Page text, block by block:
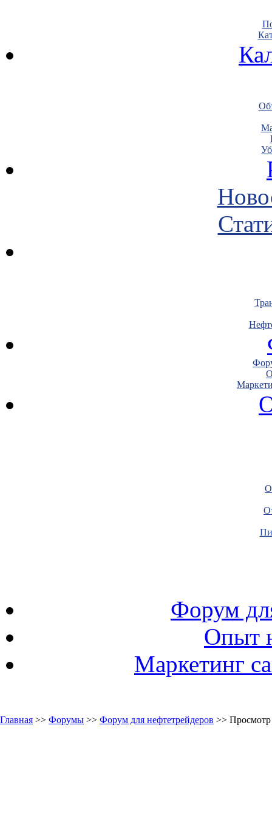
Форум
Опыт
Маркетинг
Главная >> Форумы >> Форум для нефтетрейдеров >>